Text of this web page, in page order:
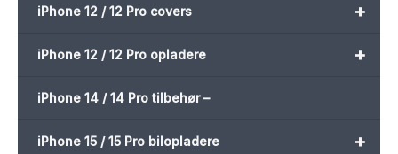
+
iPhone 12 / 12 Pro covers
+
iPhone 12 / 12 Pro opladere
iPhone 14 / 14 Pro tilbehør –
+
iPhone 15 / 15 Pro bilopladere